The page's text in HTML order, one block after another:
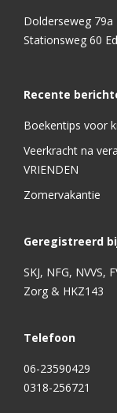
Dolderseweg
Stationsweg 60
Recente
Boekentips voor
Veerkracht na
VRIENDEN
Zomervakantie
Geregistreerd
SKJ, NFG, NVVS,
Zorg & HKZ143
Telefoon
06-23590429
0318-256721